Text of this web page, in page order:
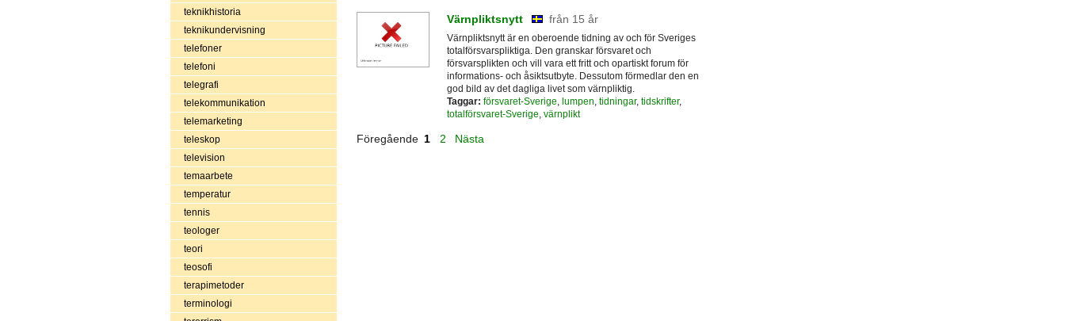
teknikhistoria
teknikundervisning
telefoner
telefoni
telegrafi
telekommunikation
telemarketing
teleskop
television
temaarbete
temperatur
tennis
teologer
teori
teosofi
terapimetoder
terminologi
Värnpliktsnytt från 15 år
Värnpliktsnytt är en oberoende tidning av och för Sveriges
totalförsvarspliktiga. Den granskar försvaret och
försvarsplikten och vill vara ett fritt och opartiskt forum för
informations- och åsiktsutbyte. Dessutom förmedlar den en
god bild av det dagliga livet som värnpliktig.
Taggar: försvaret-Sverige lumpen tidningar, tidskrifter,
totalförsvaret-Sverige värnplikt
Föregående 1 2 Nästa